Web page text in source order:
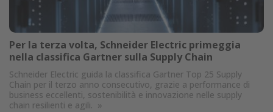
Per la terza volta, Schneider Electric primeggia
nella classifica Gartner sulla Supply Chain
Schneider Electric guida la classifica Gartner Top 25 Supply
Chain per il terzo anno consecutivo, grazie a performance di
business eccellenti, sostenibilità e innovazione nelle supply
chain resilienti e agili. »